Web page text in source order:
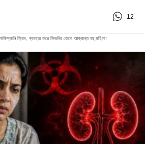
12
ক্রিম, ব্যবহার করে কিডনির রোগে আক্রান্ত বহু মহিলা!